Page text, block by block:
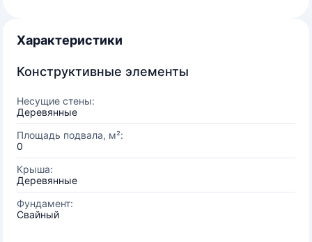
Характеристики
Конструктивные элементы
Несущие стены:
Деревянные
Площадь подвала, м²:
0
Крыша:
Деревянные
Фундамент:
Свайный